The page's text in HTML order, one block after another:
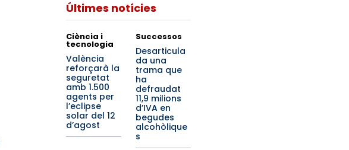
Últimes notícies
Ciència i
tecnologia
València
reforçarà la
seguretat
amb 1.500
agents per
l’eclipse
solar del 12
d’agost
Successos
Desarticula
da una
trama que
ha
defraudat
11,9 milions
d’IVA en
begudes
alcohòlique
s